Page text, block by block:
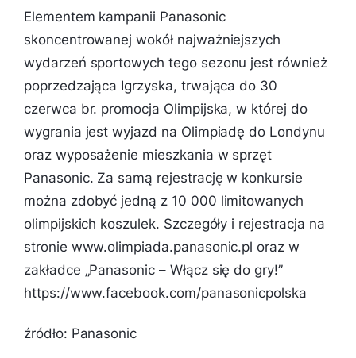
Elementem kampanii Panasonic
skoncentrowanej wokół najważniejszych
wydarzeń sportowych tego sezonu jest również
poprzedzająca Igrzyska, trwająca do 30
czerwca br. promocja Olimpijska, w której do
wygrania jest wyjazd na Olimpiadę do Londynu
oraz wyposażenie mieszkania w sprzęt
Panasonic. Za samą rejestrację w konkursie
można zdobyć jedną z 10 000 limitowanych
olimpijskich koszulek. Szczegóły i rejestracja na
stronie www.olimpiada.panasonic.pl oraz w
zakładce „Panasonic – Włącz się do gry!”
https://www.facebook.com/panasonicpolska
źródło: Panasonic